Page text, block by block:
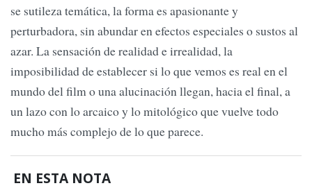
se sutileza temática, la forma es apasionante y
perturbadora, sin abundar en efectos especiales o sustos al
azar. La sensación de realidad e irrealidad, la
imposibilidad de establecer si lo que vemos es real en el
mundo del film o una alucinación llegan, hacia el final, a
un lazo con lo arcaico y lo mitológico que vuelve todo
mucho más complejo de lo que parece.
EN ESTA NOTA